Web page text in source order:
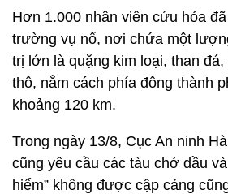
Hơn 1.000 nhân viên cứu hỏa
trường vụ nổ, nơi chứa một
trị lớn là quặng kim loại, than
thô, nằm cách phía đông thành
khoảng 120 km.
Trong ngày 13/8, Cục An ninh
cũng yêu cầu các tàu chở dầu
hiểm” không được cập cảng